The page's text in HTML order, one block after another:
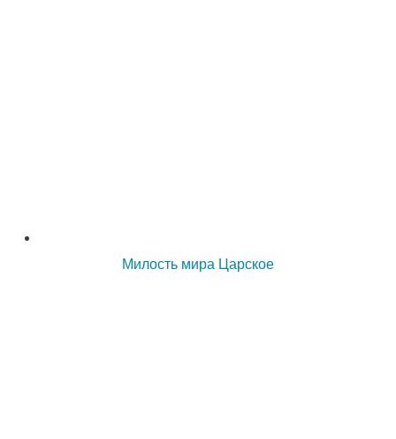
Милость мира Царское